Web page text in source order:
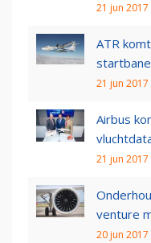
21 jun 2017
ATR
21 jun 2017
Airbus
21 jun 2017
venture
20 jun 2017